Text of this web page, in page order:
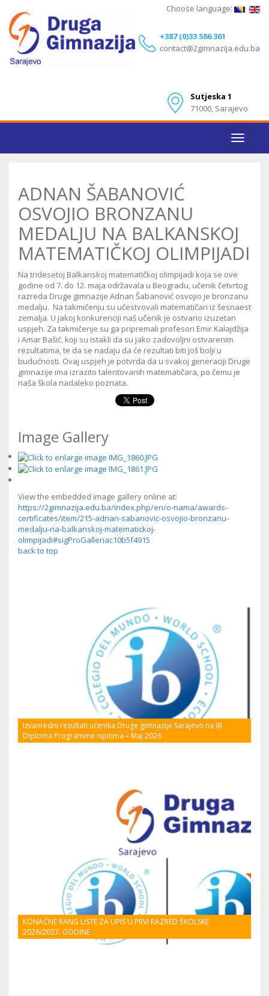
+387 (0)33 586 361
contact@2gimnazija.edu.ba
Sutjeska 1
71000, Sarajevo
Choose language:
Toggle
ADNAN ŠABANOVIĆ
OSVOJIO BRONZANU
MEDALJU NA BALKANSKOJ
MATEMATIČKOJ OLIMPIJADI
Na tridesetoj Balkanskoj matematičkoj olimpijadi koja se ove
godine od 7. do 12. maja održavala u Beogradu, učenik četvrtog
razreda Druge gimnazije Adnan Šabanović osvojio je bronzanu
medalju. Na takmičenju su učestvovali matematičari iz šesnaest
zemalja. U jakoj konkurenciji naš učenik je ostvario izuzetan
uspjeh. Za takmičenje su ga pripremali profesori Emir Kalajdžija
i Amar Bašić, koji su istakli da su jako zadovoljni ostvarenim
rezultatima, te da se nadaju da će rezultati biti još bolji u
budućnosti. Ovaj uspjeh je potvrda da u svakoj generaciji Druge
gimnazije ima izrazito talentovanih matematičara, po čemu je
naša škola nadaleko poznata.
Image Gallery
View the embedded image gallery online at:
https://2gimnazija.edu.ba/index.php/en/o-nama/awards-
certificates/item/215-adnan-sabanovic-osvojio-bronzanu-
medalju-na-balkanskoj-matematickoj-
olimpijadi#sigProGalleriac10b5f4915
back to top
Izvanredni rezultati učenika Druge gimnazije Sarajevo na IB
Diploma Programme ispitima – Maj 2026
KONAČNE RANG LISTE ZA UPIS U PRVI RAZRED ŠKOLSKE
2026/2027. GODINE